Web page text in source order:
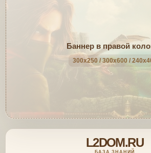
Баннер в правой
300x250 / 300x600 /
L2DOM.RU
БАЗА ЗНАНИЙ